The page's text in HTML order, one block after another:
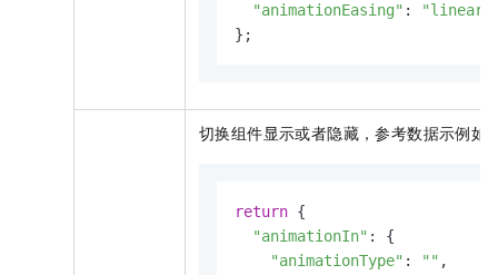
"animationEasing" :
"linear"
};
切换组件显示或者隐藏，参考数据示例如
return {
"animationIn" : {
"animationType" : "" ,